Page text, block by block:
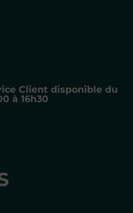
Client disponible du
à 16h30